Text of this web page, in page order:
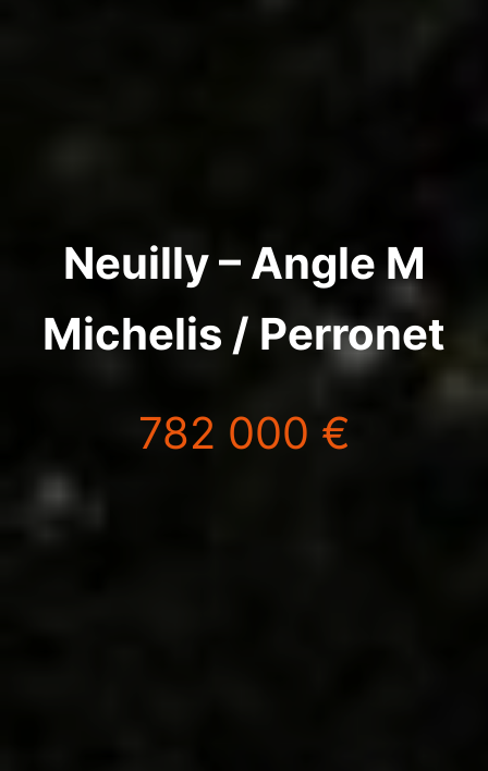
Neuilly – Angle M
Michelis / Perronet
782 000 €